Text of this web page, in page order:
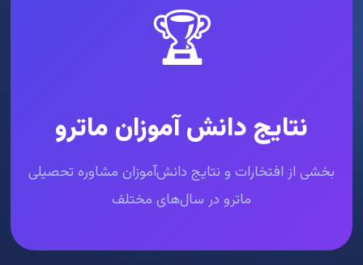
🏆
نتایج دانش آموزان ماترو
بخشی از افتخارات و نتایج دانش‌آموزان مشاوره تحصیلی
ماترو در سال‌های مختلف